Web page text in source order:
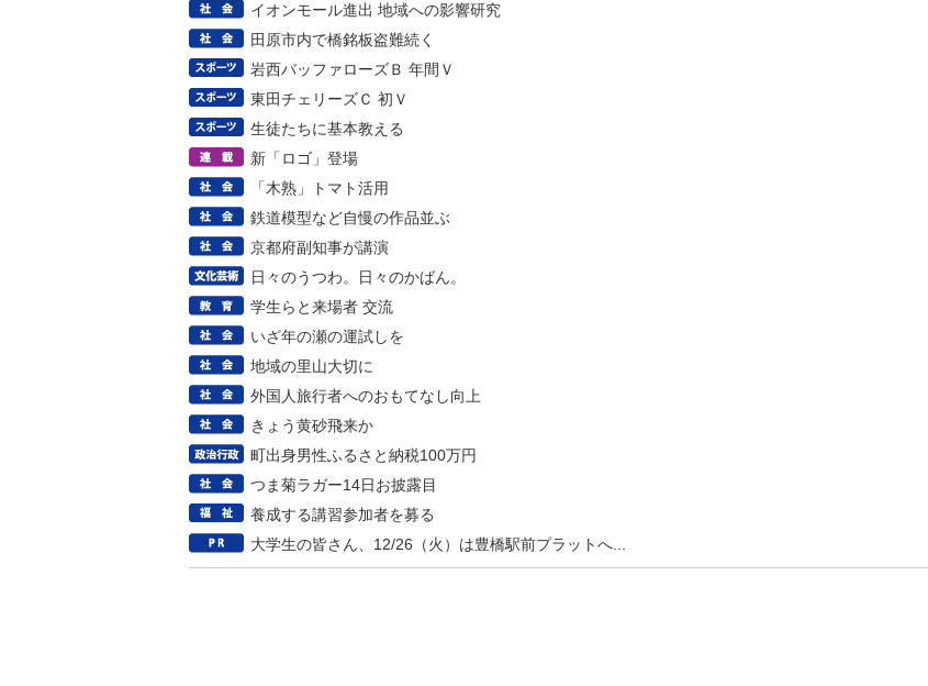
イオンモール進出 地域への影響研究
田原市内で橋銘板盗難続く
岩西バッファローズＢ 年間Ｖ
東田チェリーズＣ 初Ｖ
生徒たちに基本教える
新「ロゴ」登場
「木熟」トマト活用
鉄道模型など自慢の作品並ぶ
京都府副知事が講演
日々のうつわ。日々のかばん。
学生らと来場者 交流
いざ年の瀬の運試しを
地域の里山大切に
外国人旅行者へのおもてなし向上
きょう黄砂飛来か
町出身男性ふるさと納税100万円
つま菊ラガー14日お披露目
養成する講習参加者を募る
大学生の皆さん、12/26（火）は豊橋駅前プラットへ...